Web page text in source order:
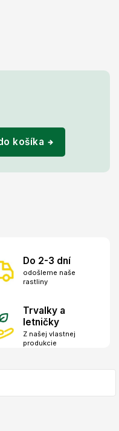
košíka
Do 2-3 dní
odošleme naše
rastliny
Trvalky a
letničky
Z našej vlastnej
produkcie